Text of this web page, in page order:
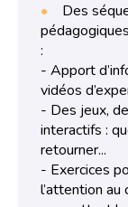
Des
:
- Apport
vidéos
- Des jeux,
interactifs :
retourner...
- Exercices
l’attention au